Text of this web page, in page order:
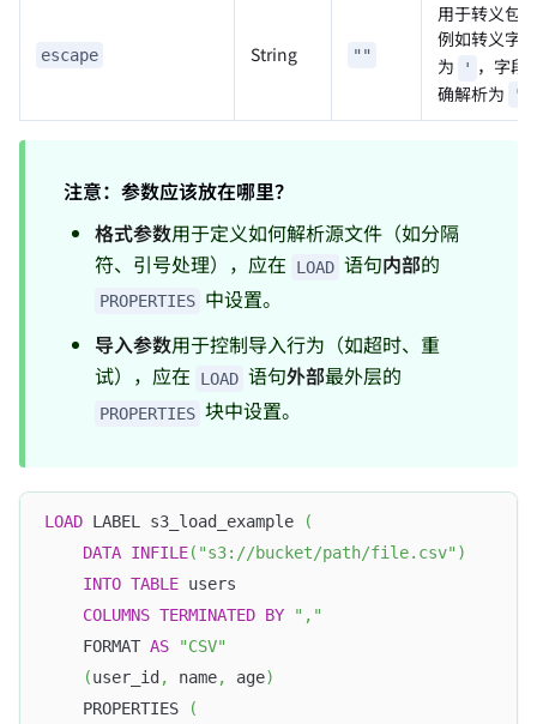
escape String ""
用于转义包
例如转义字
为
' ，字段
确解析为
注意：参数应该放在哪里？
格式参数用于定义如何解析源文件（如分隔
符、引号处理），应在
LOAD 语句内部的
PROPERTIES 中设置。
导入参数用于控制导入行为（如超时、重
试），应在
LOAD 语句外部最外层的
PROPERTIES 块中设置。
LOAD LABEL s3_load_example
(
DATA INFILE( "s3://bucket/path/file.csv" )
INTO TABLE users
COLUMNS TERMINATED BY
","
    FORMAT
AS
"CSV"
(user_id , name, age)
    PROPERTIES
(